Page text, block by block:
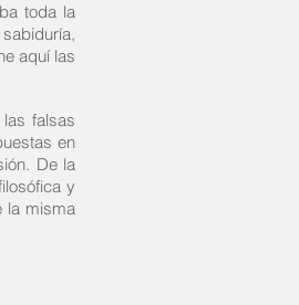
toda la
aquí las
falsas
en
De la
y
la misma